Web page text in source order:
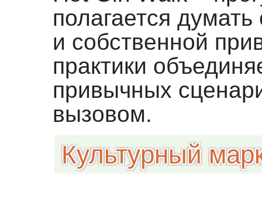
полагается
и собственной
практики
привычных
вызовом.
Культурный